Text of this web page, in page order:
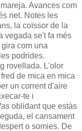
Avances com
net. Notes les
la coïssor de la
vegada se't fa més
com una
podrides.
rovellada. L'olor
de mica en mica
un corrent d'aire
te i
oblidant que estàs
el cansament
o somies. De